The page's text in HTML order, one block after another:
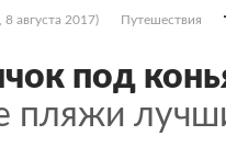
августа 2017) Путешествия
под
пляжи